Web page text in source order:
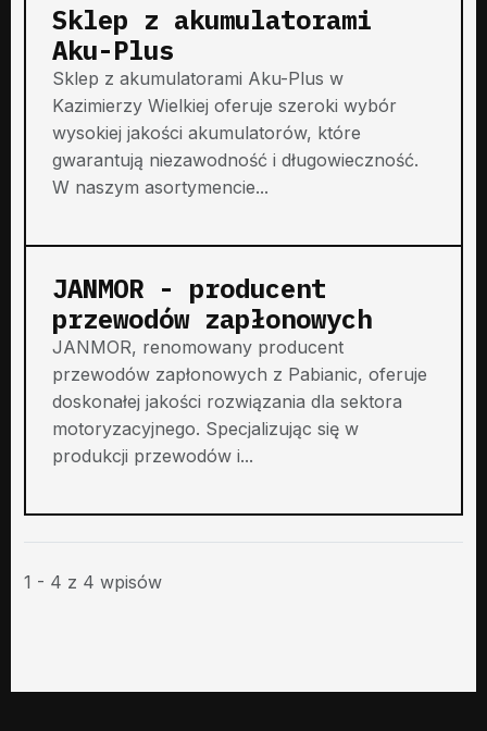
Sklep z akumulatorami
Aku-Plus
Sklep z akumulatorami Aku-Plus w
Kazimierzy Wielkiej oferuje szeroki wybór
wysokiej jakości akumulatorów, które
gwarantują niezawodność i długowieczność.
W naszym asortymencie...
JANMOR - producent
przewodów zapłonowych
JANMOR, renomowany producent
przewodów zapłonowych z Pabianic, oferuje
doskonałej jakości rozwiązania dla sektora
motoryzacyjnego. Specjalizując się w
produkcji przewodów i...
1 - 4 z 4 wpisów